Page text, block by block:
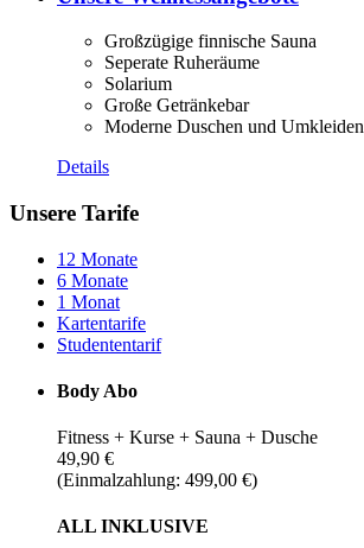
Großzügige finnische Sauna
Seperate Ruheräume
Solarium
Große Getränkebar
Moderne Duschen und Umkleiden
Details
Unsere Tarife
12 Monate
6 Monate
1 Monat
Kartentarife
Studententarif
Body Abo
Fitness + Kurse + Sauna + Dusche
49,90 €
(Einmalzahlung: 499,00 €)
ALL INKLUSIVE